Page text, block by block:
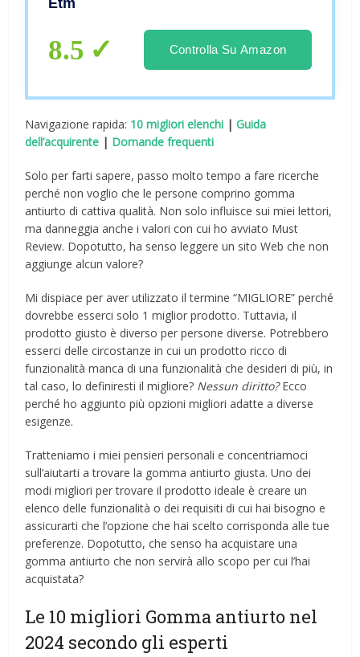
Etm
8.5 Controlla Su Amazon
Navigazione rapida: 10 migliori elenchi |Guida
dell’acquirente | Domande frequenti
Solo per farti sapere, passo molto tempo a fare ricerche
perché non voglio che le persone comprino gomma
antiurto di cattiva qualità. Non solo influisce sui miei lettori,
ma danneggia anche i valori con cui ho avviato Must
Review. Dopotutto, ha senso leggere un sito Web che non
aggiunge alcun valore?
Mi dispiace per aver utilizzato il termine “MIGLIORE” perché
dovrebbe esserci solo 1 miglior prodotto. Tuttavia, il
prodotto giusto è diverso per persone diverse. Potrebbero
esserci delle circostanze in cui un prodotto ricco di
funzionalità manca di una funzionalità che desideri di più, in
tal caso, lo definiresti il ​​migliore? Nessun diritto?Ecco
perché ho aggiunto più opzioni migliori adatte a diverse
esigenze.
Tratteniamo i miei pensieri personali e concentriamoci
sull’aiutarti a trovare la gomma antiurto giusta. Uno dei
modi migliori per trovare il prodotto ideale è creare un
elenco delle funzionalità o dei requisiti di cui hai bisogno e
assicurarti che l’opzione che hai scelto corrisponda alle tue
preferenze. Dopotutto, che senso ha acquistare una
gomma antiurto che non servirà allo scopo per cui l’hai
acquistata?
Le 10 migliori Gomma antiurto nel
2024 secondo gli esperti